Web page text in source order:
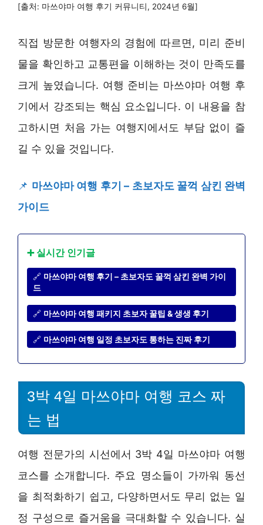
[출처: 마쓰야마 여행 후기 커뮤니티, 2024년 6월]
직접 방문한 여행자의 경험에 따르면, 미리 준비
물을 확인하고 교통편을 이해하는 것이 만족도를
크게 높였습니다. 여행 준비는 마쓰야마 여행 후
기에서 강조되는 핵심 요소입니다. 이 내용을 참
고하시면 처음 가는 여행지에서도 부담 없이 즐
길 수 있을 것입니다.
📌 마쓰야마 여행 후기 – 초보자도 꿀꺽 삼킨 완벽
가이드
➕ 실시간 인기글
🔗 마쓰야마 여행 후기 – 초보자도 꿀꺽 삼킨 완벽 가이
드
🔗 마쓰야마 여행 패키지 초보자 꿀팁 & 생생 후기
🔗 마쓰야마 여행 일정 초보자도 통하는 진짜 후기
3박 4일 마쓰야마 여행 코스 짜
는 법
여행 전문가의 시선에서 3박 4일 마쓰야마 여행
코스를 소개합니다. 주요 명소들이 가까워 동선
을 최적화하기 쉽고, 다양하면서도 무리 없는 일
정 구성으로 즐거움을 극대화할 수 있습니다. 실